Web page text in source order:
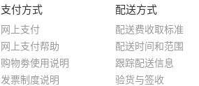
支付方式
网上支付
网上支付帮助
购物劵使用说明
发票制度说明
配送方式
配送费收取标准
配送时间和范围
跟踪配送信息
验货与签收